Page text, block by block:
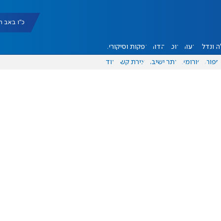
כ"ו באב
ונדל"ן דעות אוכל יהדות הפקות וסיקורים
ספורט פורומים אתר ישיבה יצירת קשר עוד